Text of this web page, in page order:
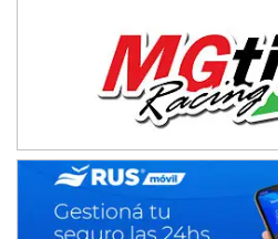
VICTORIENSE - F7
El Cerro (Tierra)
Victoria (Entre Ríos)
PATAGONICO - F6
Gral. E. Godoy (Río Negro)
CSK - F7
Juventud Unida (Tierra)